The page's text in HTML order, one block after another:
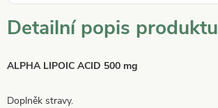
Detailní popis produktu
ALPHA LIPOIC ACID 500 mg
Doplněk stravy.